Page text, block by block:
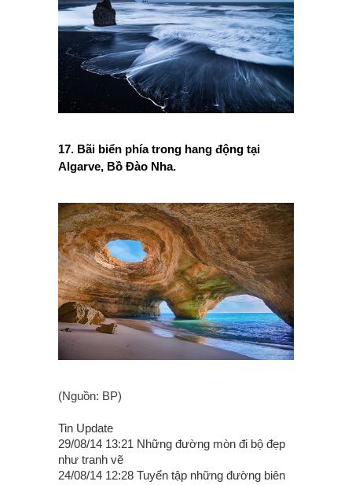
17. Bãi biển phía trong hang động tại
Algarve, Bồ Đào Nha.
(Nguồn: BP)
Tin Update
29/08/14 13:21 Những đường mòn đi bộ đẹp
như tranh vẽ
24/08/14 12:28 Tuyển tập những đường biên